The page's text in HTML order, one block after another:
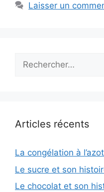
Laisser un
Rechercher :
Articles récents
La congélation à
Le sucre et son
Le chocolat et son